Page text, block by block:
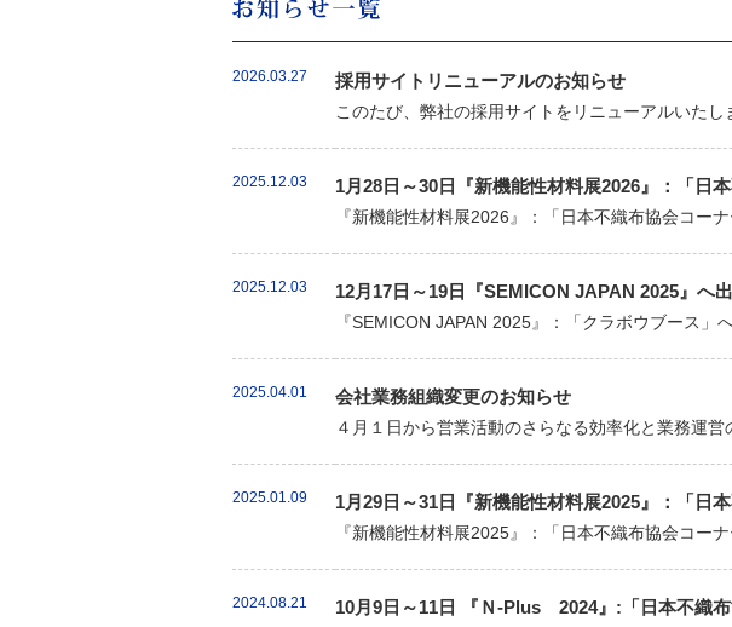
2026.03.27 採用サイトリニューアルのお知らせ
このたび、弊社の採用サイトをリニューアルいた
2025.12.03 1月28日～30日『新機能性材料展2026』：「日
『新機能性材料展2026』：「日本不織布協会コー
2025.12.03 12月17日～19日『SEMICON JAPAN 2025』へ
『SEMICON JAPAN 2025』：「クラボウブース」
2025.04.01 会社業務組織変更のお知らせ
４月１日から営業活動のさらなる効率化と業務運
2025.01.09 1月29日～31日『新機能性材料展2025』：「日
『新機能性材料展2025』：「日本不織布協会コー
2024.08.21 10月9日～11日 『Ｎ-Plus 2024』:「日本不織